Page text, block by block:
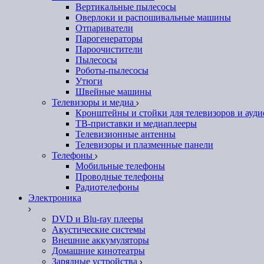
Вертикальные пылесосы
Оверлоки и распошивальные машины
Отпариватели
Парогенераторы
Пароочистители
Пылесосы
Роботы-пылесосы
Утюги
Швейные машины
Телевизоры и медиа
Кронштейны и стойки для телевизоров и
ТВ-приставки и медиаплееры
Телевизионные антенны
Телевизоры и плазменные панели
Телефоны
Мобильные телефоны
Проводные телефоны
Радиотелефоны
Электроника
DVD и Blu-ray плееры
Акустические системы
Внешние аккумуляторы
Домашние кинотеатры
Зарядные устройства